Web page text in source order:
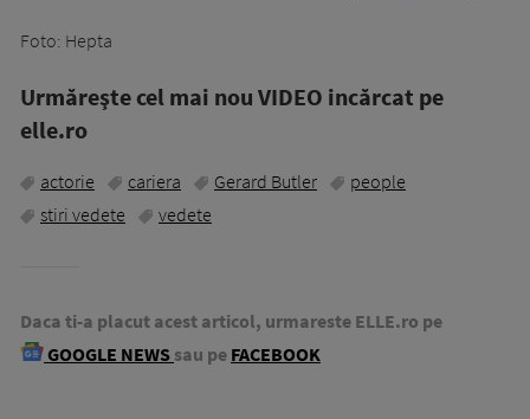
Foto: Hepta
Urmăreşte cel mai nou VIDEO incărcat pe
elle.ro
actorie cariera Gerard Butler
people
stiri vedete
vedete
Daca ti-a placut acest articol, urmareste ELLE.ro pe
GOOGLE NEWS sau pe FACEBOOK